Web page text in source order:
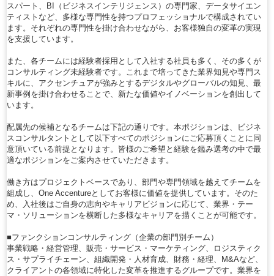
スパート、BI（ビジネスインテリジェンス）の専門家、データサイエン
ティストなど、多様な専門性を持つプロフェッショナルで構成されてい
ます。それぞれの専門性を掛け合わせながら、お客様独自の変革の実現
を支援しています。
また、各チームには経験者採用として入社する社員も多く、その多くが
コンサルティング未経験者です。これまで培ってきた業界知見や専門ス
キルに、アクセンチュアが強みとするデジタルやグローバルの知見、最
新事例を掛け合わせることで、新たな価値やイノベーションを創出して
います。
配属先の候補となるチームは下記の通りです。本ポジションは、ビジネ
スコンサルタントとして以下すべてのポジションにご応募頂くことに同
意頂いている前提となります。皆様のご希望と経験を鑑み選考の中で最
適なポジションをご案内させていただきます。
働き方はプロジェクトベースであり、部門や専門領域を越えてチームを
組成し、One Accentureとしてお客様に価値を提供しています。そのた
め、入社後はご自身の志向やキャリアビジョンに応じて、業界・テー
マ・ソリューションを横断した多様なキャリアを描くことが可能です。
■ファンクションコンサルティング（企業の部門別チーム）
事業戦略・経営管理、販売・サービス・マーケティング、ロジスティク
ス・サプライチェーン、組織開発・人材育成、財務・経理、M&Aなど、
クライアントの各領域に特化した変革を推進するグループです。業界を